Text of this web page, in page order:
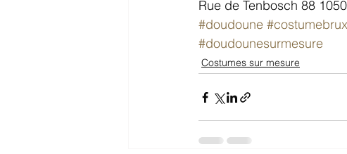
Rue de Tenbosch 88
#doudoune
#doudounesurmesure
Costumes sur mesure